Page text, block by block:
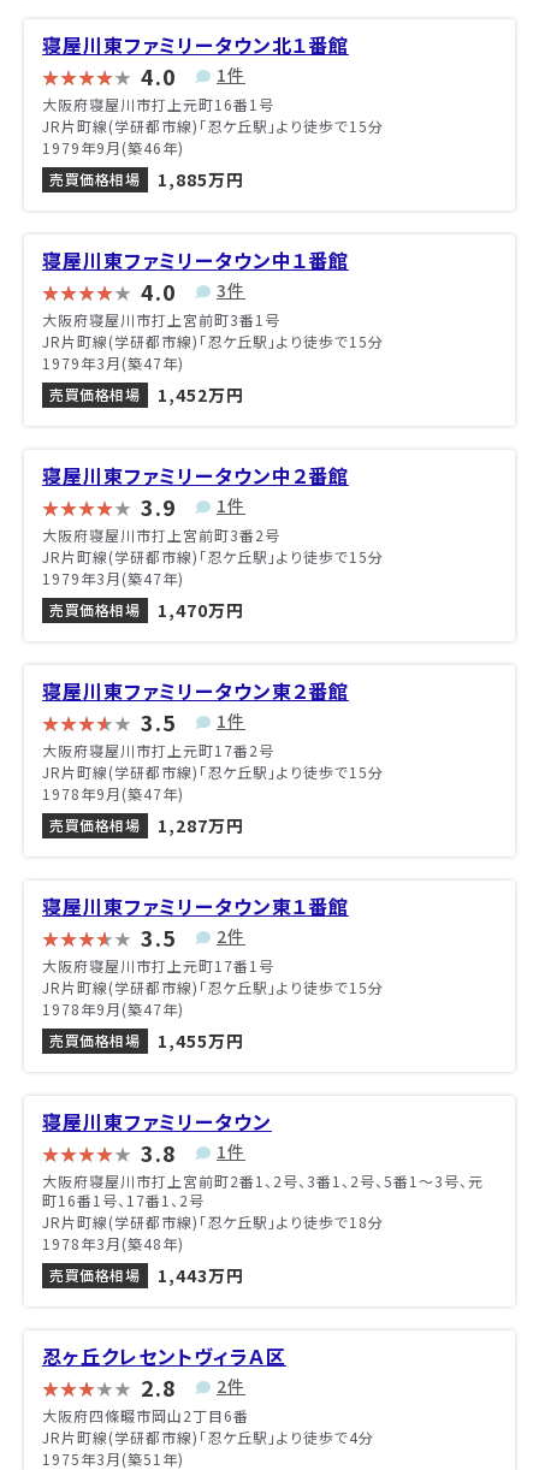
寝屋川東ファミリータウン北１番館
4.0 1件
大阪府寝屋川市打上元町16番1号
JR片町線(学研都市線)「忍ケ丘駅」より徒歩で15分
1979年9月(築46年)
売買価格相場
1,885万円
寝屋川東ファミリータウン中１番館
4.0 3件
大阪府寝屋川市打上宮前町3番1号
JR片町線(学研都市線)「忍ケ丘駅」より徒歩で15分
1979年3月(築47年)
売買価格相場
1,452万円
寝屋川東ファミリータウン中２番館
3.9 1件
大阪府寝屋川市打上宮前町3番2号
JR片町線(学研都市線)「忍ケ丘駅」より徒歩で15分
1979年3月(築47年)
売買価格相場
1,470万円
寝屋川東ファミリータウン東２番館
3.5 1件
大阪府寝屋川市打上元町17番2号
JR片町線(学研都市線)「忍ケ丘駅」より徒歩で15分
1978年9月(築47年)
売買価格相場
1,287万円
寝屋川東ファミリータウン東１番館
3.5 2件
大阪府寝屋川市打上元町17番1号
JR片町線(学研都市線)「忍ケ丘駅」より徒歩で15分
1978年9月(築47年)
売買価格相場
1,455万円
寝屋川東ファミリータウン
3.8 1件
大阪府寝屋川市打上宮前町2番1、2号、3番1、2号、5番1〜3号、元
町16番1号、17番1、2号
JR片町線(学研都市線)「忍ケ丘駅」より徒歩で18分
1978年3月(築48年)
売買価格相場
1,443万円
忍ヶ丘クレセントヴィラＡ区
2.8 2件
大阪府四條畷市岡山2丁目6番
JR片町線(学研都市線)「忍ケ丘駅」より徒歩で4分
1975年3月(築51年)